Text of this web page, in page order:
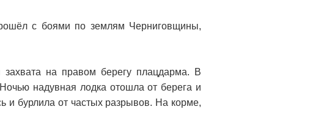
с боями по землям Черниговщины,
на правом берегу плацдарма. В
надувная лодка отошла от берега и
и бурлила от частых разрывов. На корме,